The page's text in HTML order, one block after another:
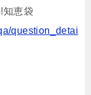
知恵袋
question_detai